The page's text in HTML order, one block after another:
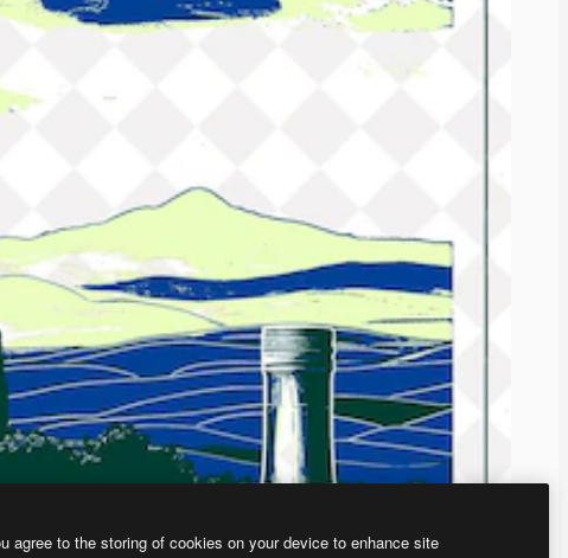
と、あなた独自の画像を作成できます。
agree to the storing of cookies on your device to enhance site